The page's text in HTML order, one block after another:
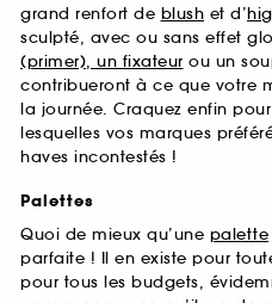
grand renfort de blush et d’
sculpté, avec ou sans effet
(primer), un fixateur ou un
contribueront à ce que votre
la journée. Craquez enfin
lesquelles vos marques
haves incontestés !
Palettes
Quoi de mieux qu’une palette
parfaite ! Il en existe pour
pour tous les budgets,